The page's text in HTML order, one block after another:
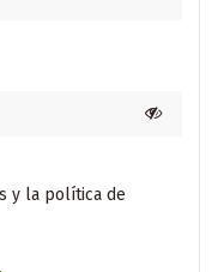
y la política de